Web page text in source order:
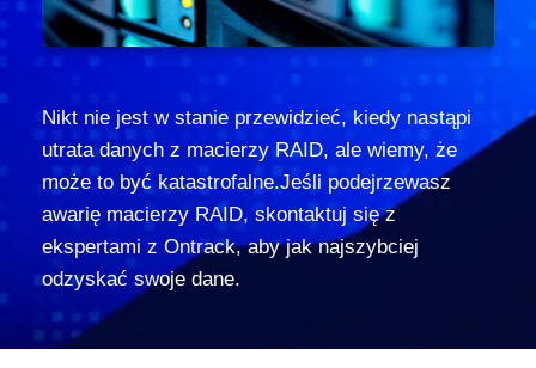
Nikt nie jest w stanie przewidzieć, kiedy nastąpi
utrata danych z macierzy RAID, ale wiemy, że
może to być katastrofalne.Jeśli podejrzewasz
awarię macierzy RAID, skontaktuj się z
ekspertami z Ontrack, aby jak najszybciej
odzyskać swoje dane.